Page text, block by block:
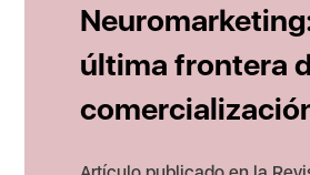
última frontera